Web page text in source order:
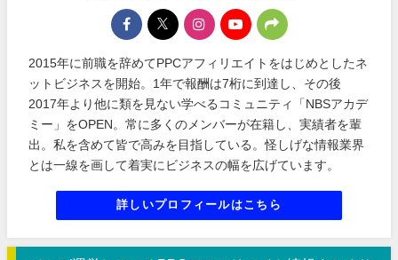
2015年に前職を辞めてPPCアフィリエイトをはじめとしたネ
ットビジネスを開始。1年で報酬は7桁に到達し、その後
2017年より他に類を見ない学べるコミュニティ「NBSアカデ
ミー」をOPEN。常に多くのメンバーが在籍し、実績者を輩
出。私を含めて皆で高みを目指している。怪しげな情報業界
とは一線を画して着実にビジネスの幅を広げています。
詳しいプロフィールはこちら